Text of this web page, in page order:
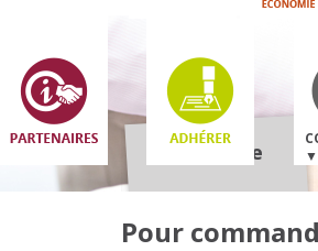
▼
Boutique
Pour